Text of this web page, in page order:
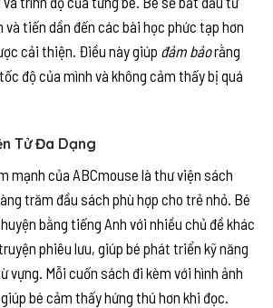
và tiến dần đến các bài học phức tạp hơn
cải thiện. Điều này giúp đảm bảorằng
độ của mình và không cảm thấy bị quá
Tử Đa Dạng
mạnh của ABCmouse là thư viện sách
trăm đầu sách phù hợp cho trẻ nhỏ. Bé
bằng tiếng Anh với nhiều chủ đề khác
phiêu lưu, giúp bé phát triển kỹ năng
vựng. Mỗi cuốn sách đi kèm với hình ảnh
bé cảm thấy hứng thú hơn khi đọc.